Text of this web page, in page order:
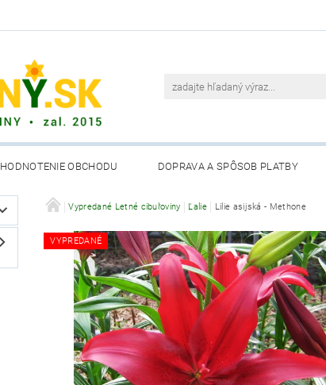
HODNOTENIE OBCHODU DOPRAVA A SPÔSOB PLATBY
Vypredané Letné cibuľoviny Ľalie Lilie asijská - Methone
VYPREDANÉ